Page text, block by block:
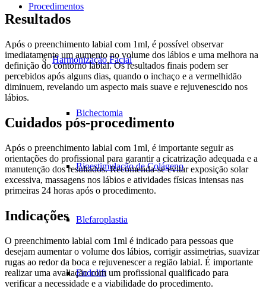
Procedimentos
Harmonização Facial
Bichectomia
Bioestimulação de Colágeno
Blefaroplastia
Endolift
Resultados
Após o preenchimento labial com 1ml, é possível observar
imediatamente um aumento no volume dos lábios e uma melhora na
definição do contorno labial. Os resultados finais podem ser
percebidos após alguns dias, quando o inchaço e a vermelhidão
diminuem, revelando um aspecto mais suave e rejuvenescido nos
lábios.
Cuidados pós-procedimento
Após o preenchimento labial com 1ml, é importante seguir as
orientações do profissional para garantir a cicatrização adequada e a
manutenção dos resultados. Recomenda-se evitar exposição solar
excessiva, massagens nos lábios e atividades físicas intensas nas
primeiras 24 horas após o procedimento.
Indicações
O preenchimento labial com 1ml é indicado para pessoas que
desejam aumentar o volume dos lábios, corrigir assimetrias, suavizar
rugas ao redor da boca e rejuvenescer a região labial. É importante
realizar uma avaliação com um profissional qualificado para
verificar a necessidade e a viabilidade do procedimento.